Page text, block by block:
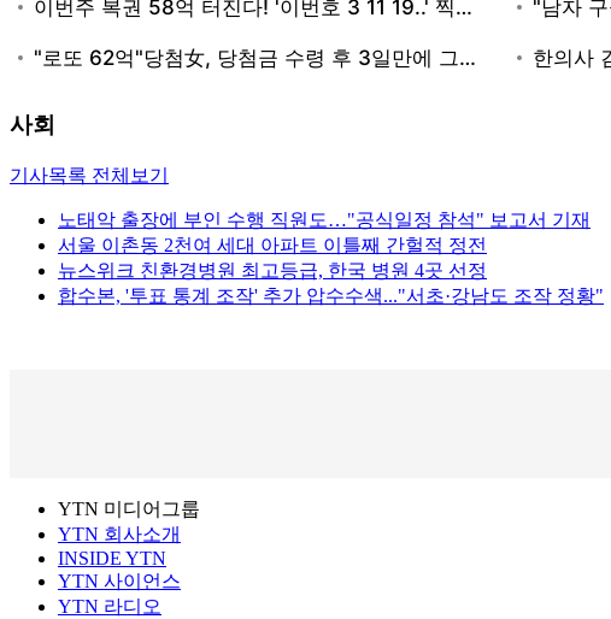
사회
기사목록 전체보기
노태악 출장에 부인 수행 직원도…"공식일정 참석" 보고서 기재
서울 이촌동 2천여 세대 아파트 이틀째 간헐적 정전
뉴스위크 친환경병원 최고등급, 한국 병원 4곳 선정
합수본, '투표 통계 조작' 추가 압수수색..."서초·강남도 조작 정황"
YTN 미디어그룹
YTN 회사소개
INSIDE YTN
YTN 사이언스
YTN 라디오